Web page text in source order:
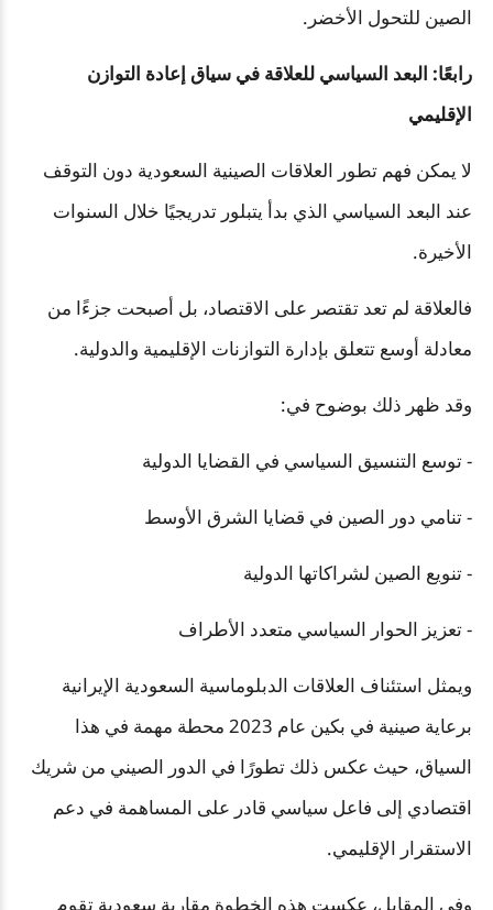
الصين للتحول الأخضر.
رابعًا: البعد السياسي للعلاقة في سياق إعادة التوازن
الإقليمي
لا يمكن فهم تطور العلاقات الصينية السعودية دون التوقف
عند البعد السياسي الذي بدأ يتبلور تدريجيًا خلال السنوات
الأخيرة.
فالعلاقة لم تعد تقتصر على الاقتصاد، بل أصبحت جزءًا من
معادلة أوسع تتعلق بإدارة التوازنات الإقليمية والدولية.
وقد ظهر ذلك بوضوح في:
- توسع التنسيق السياسي في القضايا الدولية
- تنامي دور الصين في قضايا الشرق الأوسط
- تنويع الصين لشراكاتها الدولية
- تعزيز الحوار السياسي متعدد الأطراف
ويمثل استئناف العلاقات الدبلوماسية السعودية الإيرانية
برعاية صينية في بكين عام 2023 محطة مهمة في هذا
السياق، حيث عكس ذلك تطورًا في الدور الصيني من شريك
اقتصادي إلى فاعل سياسي قادر على المساهمة في دعم
الاستقرار الإقليمي.
وفي المقابل، عكست هذه الخطوة مقاربة سعودية تقوم